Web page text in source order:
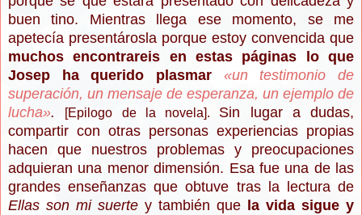
buen tino. Mientras llega ese momento, se me
apetecía presentárosla porque estoy convencida que
muchos encontrareis en estas páginas lo que
Josep ha querido plasmar
«un testimonio de
superación, un mensaje de esperanza, un ejemplo de
lucha». [Epilogo de la novela]. Sin lugar a dudas,
compartir con otras personas experiencias propias
hacen que nuestros problemas y preocupaciones
adquieran una menor dimensión. Esa fue una de las
grandes enseñanzas que obtuve tras la lectura de
Ellas son mi suerte y también que
la vida sigue y